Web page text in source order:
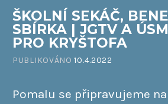
ŠKOLNÍ SEKÁČ,
SBÍRKA | JGTV A
PRO KRYŠTOFA
PUBLIKOVÁNO10.4.2022
Pomalu se připravujeme